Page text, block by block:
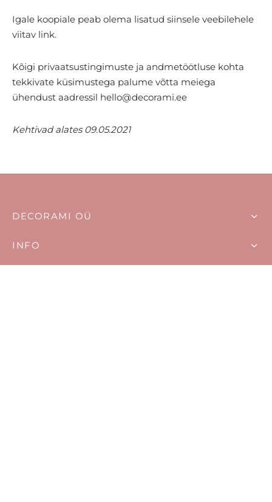
Igale koopiale peab olema lisatud siinsele veebilehele
viitav link.
Kõigi privaatsustingimuste ja andmetöötluse kohta
tekkivate küsimustega palume võtta meiega
ühendust aadressil hello@decorami.ee
Kehtivad alates 09.05.2021
INFO
DECORAMI OÜ